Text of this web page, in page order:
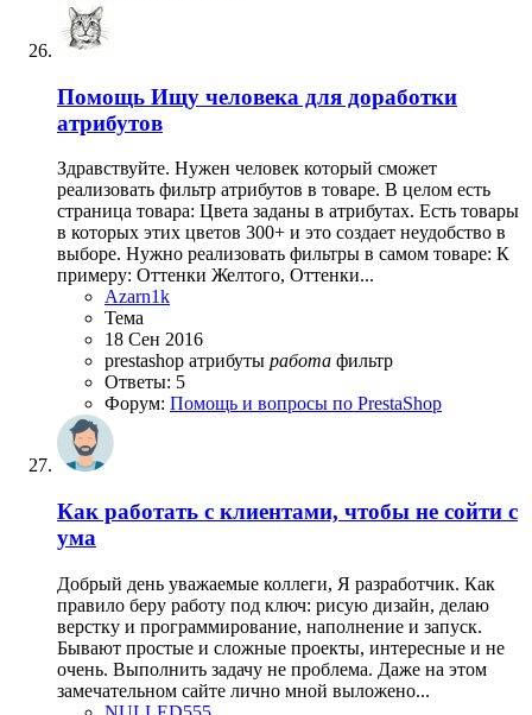
Помощь Ищу человека для доработки
атрибутов
Здравствуйте. Нужен человек который сможет
реализовать фильтр атрибутов в товаре. В целом есть
страница товара: Цвета заданы в атрибутах. Есть товары
в которых этих цветов 300+ и это создает неудобство в
выборе. Нужно реализовать фильтры в самом товаре: К
примеру: Оттенки Желтого, Оттенки...
Azarn1k
Тема
18 Сен 2016
prestashop атрибуты работа фильтр
Ответы: 5
Форум: Помощь и вопросы по PrestaShop
Как работать с клиентами, чтобы не сойти с
ума
Добрый день уважаемые коллеги, Я разработчик. Как
правило беру работу под ключ: рисую дизайн, делаю
верстку и программирование, наполнение и запуск.
Бывают простые и сложные проекты, интересные и не
очень. Выполнить задачу не проблема. Даже на этом
замечательном сайте лично мной выложено...